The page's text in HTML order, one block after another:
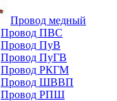
Провод медный
Провод ПВС
Провод ПуВ
Провод ПуГВ
Провод РКГМ
Провод ШВВП
Провод РПШ